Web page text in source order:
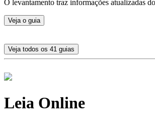
O levantamento traz informações atualizadas
Veja o guia
Veja todos os 41 guias
Leia Online